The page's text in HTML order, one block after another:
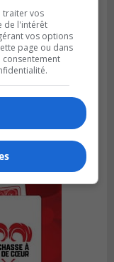
traiter vos
de l'intérêt
vos options
page ou dans